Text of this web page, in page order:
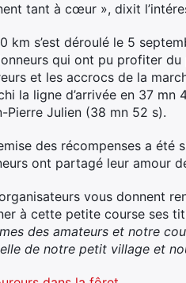
tant à cœur », dixit
km s’est déroulé le 5
qui ont pu profiter
et les accrocs de la
la ligne d’arrivée en 37
Pierre Julien (38 mn 52 s).
des récompenses a été
ont partagé leur amour
vous donnent
à cette petite course ses
des amateurs et notre
de notre petit village et